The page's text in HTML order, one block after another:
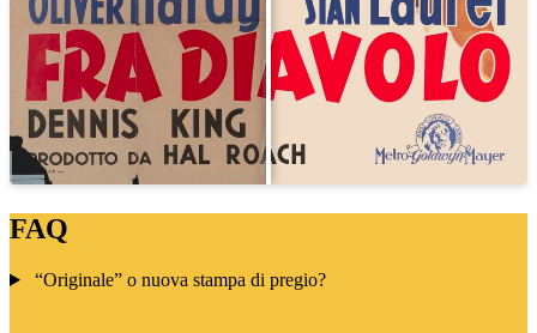
FAQ
“Originale” o nuova stampa di pregio?